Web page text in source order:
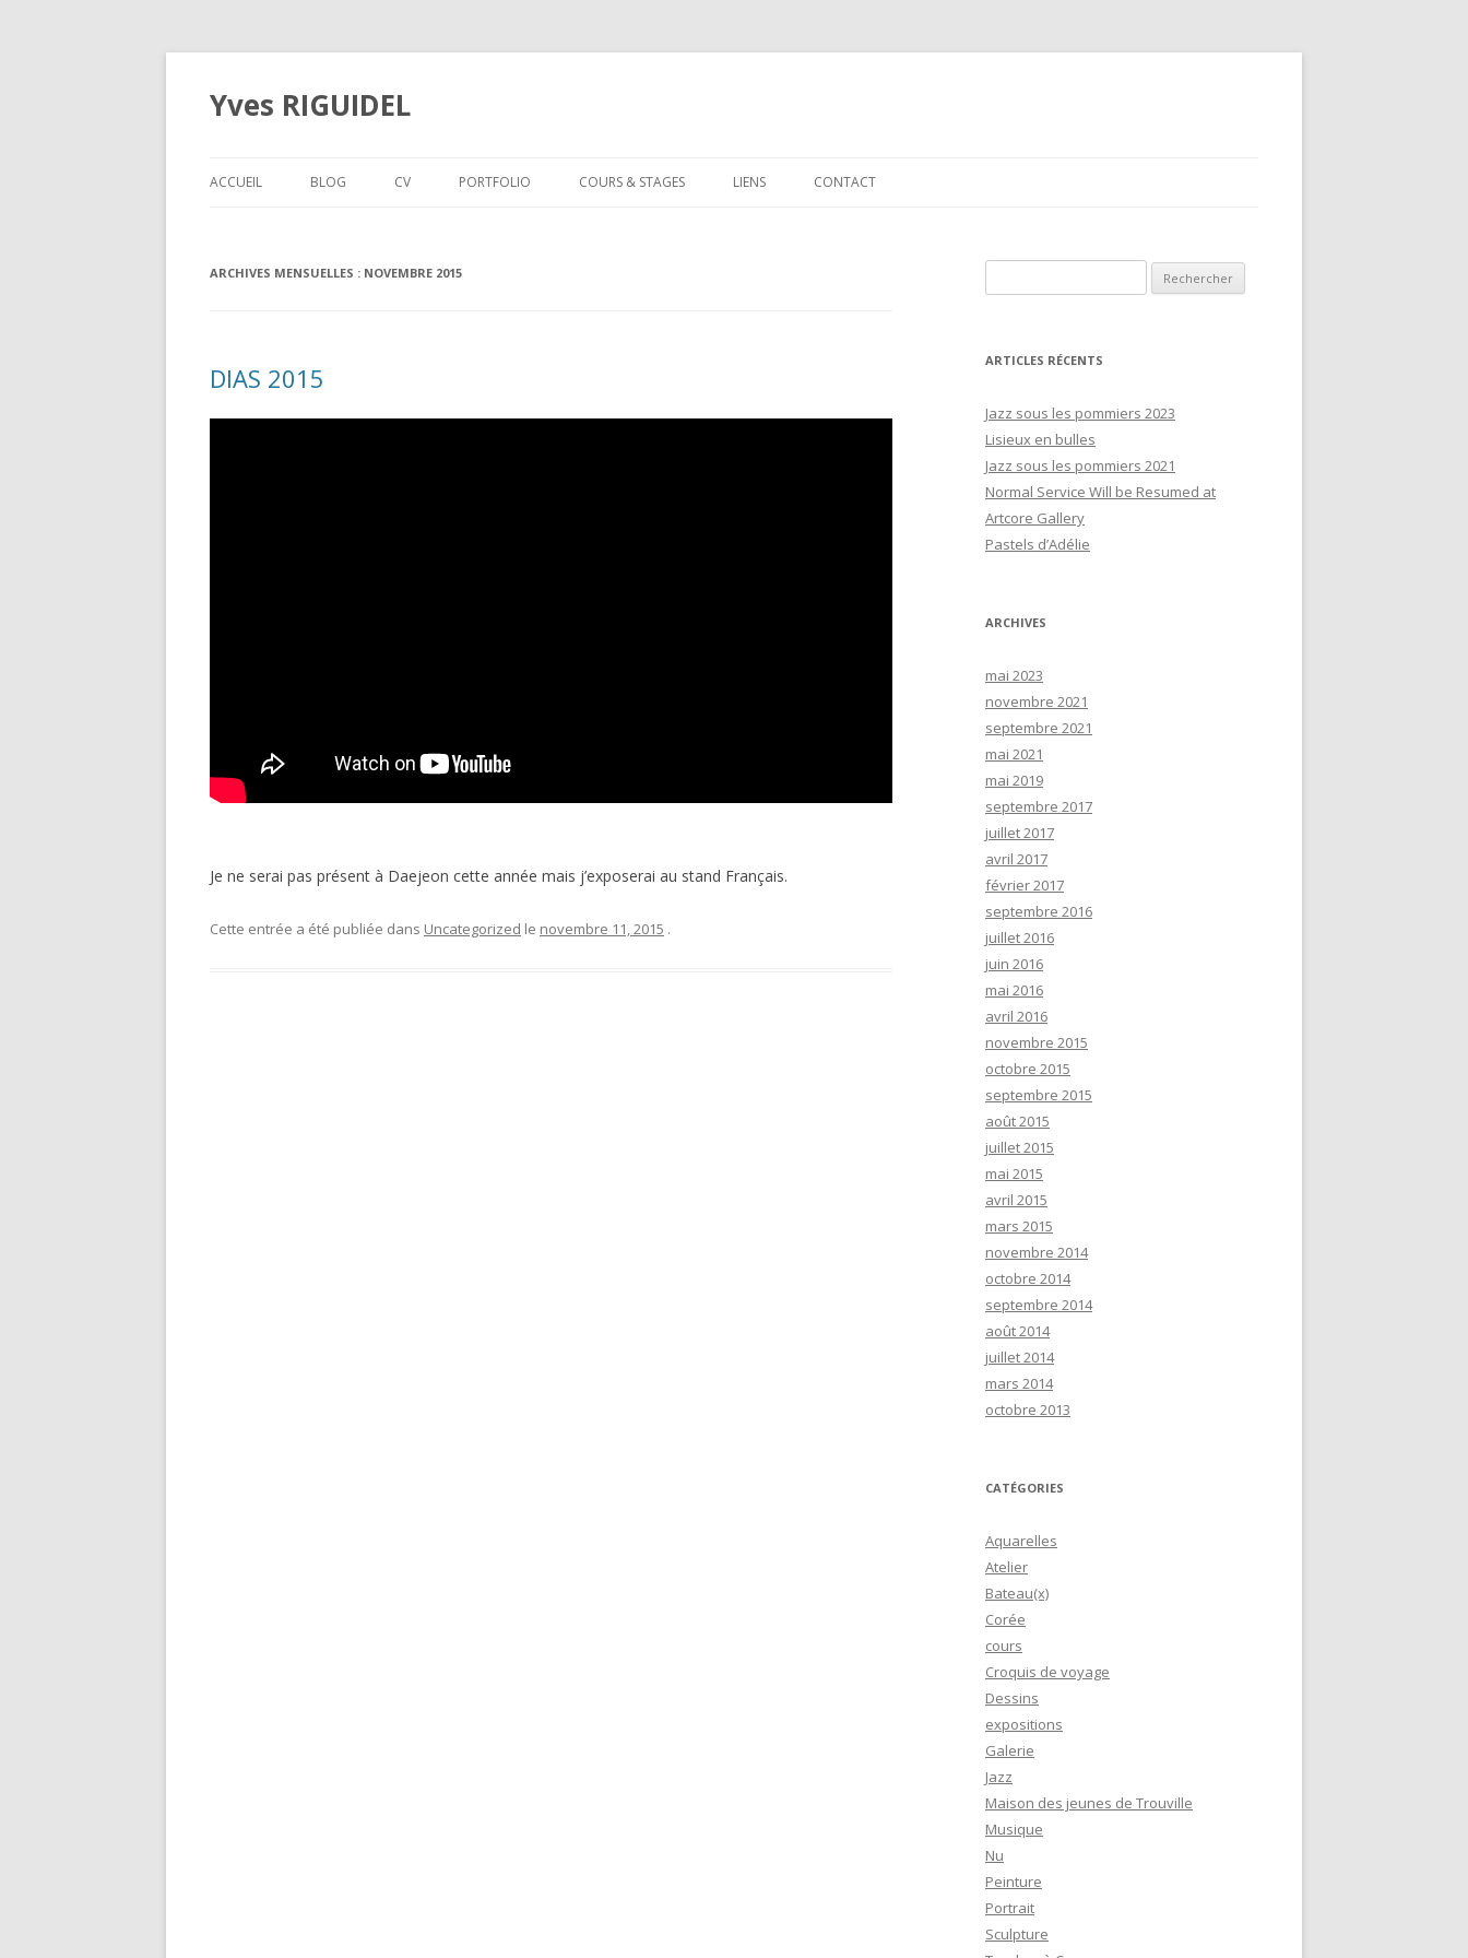
Yves RIGUIDEL
ACCUEIL BLOG CV PORTFOLIO COURS & STAGES LIENS CONTACT
ARCHIVES MENSUELLES : NOVEMBRE 2015
DIAS 2015
Je ne serai pas présent à Daejeon cette année mais j’exposerai au stand Français.
Cette entrée a été publiée dans Uncategorized le novembre 11, 2015 .
ARTICLES RÉCENTS
Jazz sous les pommiers 2023
Lisieux en bulles
Jazz sous les pommiers 2021
Normal Service Will be Resumed at
Artcore Gallery
Pastels d’Adélie
ARCHIVES
mai 2023
novembre 2021
septembre 2021
mai 2021
mai 2019
septembre 2017
juillet 2017
avril 2017
février 2017
septembre 2016
juillet 2016
juin 2016
mai 2016
avril 2016
novembre 2015
octobre 2015
septembre 2015
août 2015
juillet 2015
mai 2015
avril 2015
mars 2015
novembre 2014
octobre 2014
septembre 2014
août 2014
juillet 2014
mars 2014
octobre 2013
CATÉGORIES
Aquarelles
Atelier
Bateau(x)
Corée
cours
Croquis de voyage
Dessins
expositions
Galerie
Jazz
Maison des jeunes de Trouville
Musique
Nu
Peinture
Portrait
Sculpture